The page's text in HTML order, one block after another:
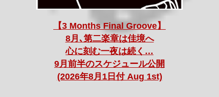
【3 Months Final Groove】
8月､第二楽章は佳境へ
心に刻む一夜は続く…
9月前半のスケジュール公開
(2026年8月1日付 Aug 1st)